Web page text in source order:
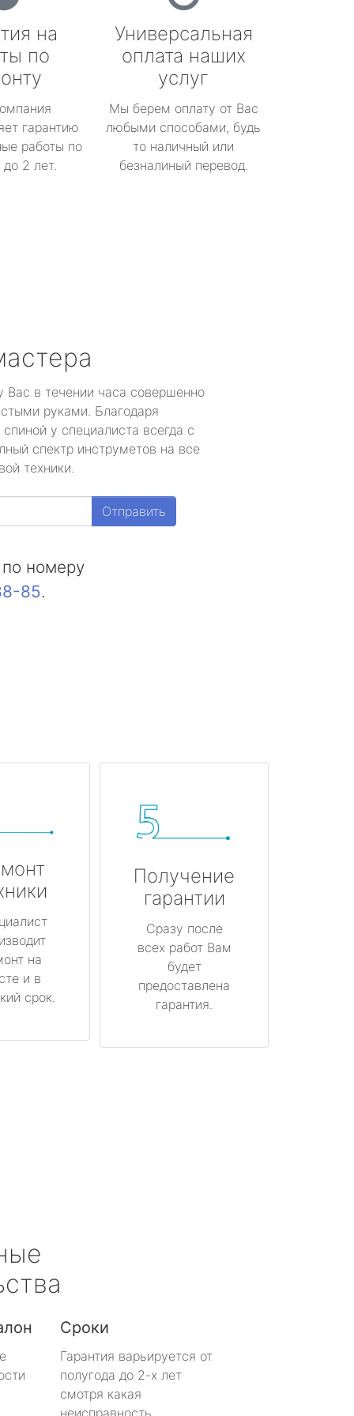
на
по
гарантию
работы по
2 лет.
Универсальная
оплата наших
услуг
Мы берем оплату от Вас
любыми способами, будь
то наличный или
безналиный перевод.
Вас в течении часа совершенно
руками. Благодаря
у специалиста всегда с
спектр инструметов на все
техники.
Отправить
номеру
85.
на
и в
срок.
Получение
гарантии
Сразу после
всех работ Вам
будет
предоставлена
гарантия.
Сроки
Гарантия варьируется от
полугода до 2-х лет
смотря какая
неисправность.